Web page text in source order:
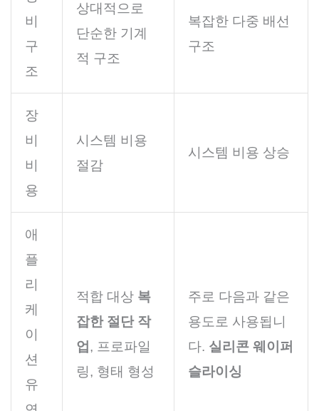
비
구
조
상대적으로
단순한 기계
적 구조
복잡한 다중 배선
구조
장
비
비
용
시스템 비용
절감
시스템 비용 상승
애
플
리
케
이
션
유
적합 대상 복
잡한 절단 작
업 , 프로파일
링, 형태 형성
주로 다음과 같은
용도로 사용됩니
다. 실리콘 웨이퍼
슬라이싱